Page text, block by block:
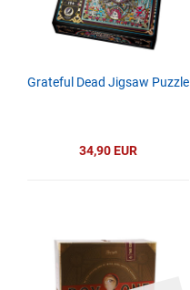
Grateful Dead Jigsaw Puzzle
34,90 EUR